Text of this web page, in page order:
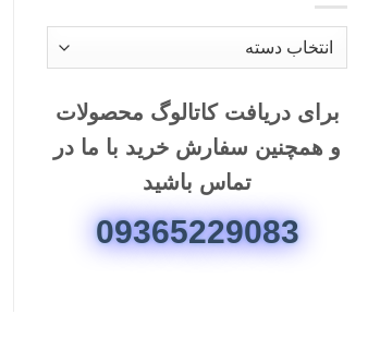
دسته
برای دریافت کاتالوگ محصولات
و همچنین سفارش خرید با ما در
تماس باشید
09365229083